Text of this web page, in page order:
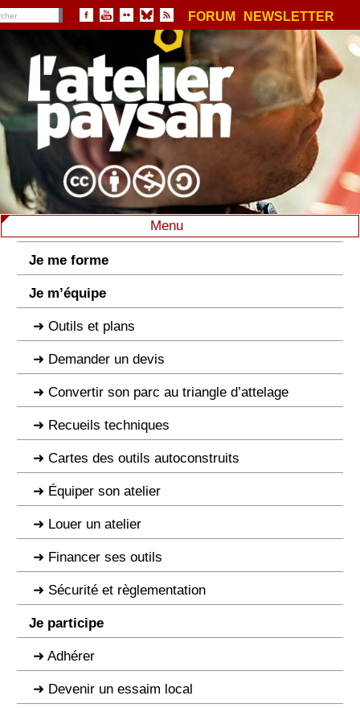
FORUM NEWSLETTER
Menu
Je me forme
Je m’équipe
Outils et plans
Demander un devis
Convertir son parc au triangle d’attelage
Recueils techniques
Cartes des outils autoconstruits
Équiper son atelier
Louer un atelier
Financer ses outils
Sécurité et règlementation
Je participe
Adhérer
Devenir un essaim local